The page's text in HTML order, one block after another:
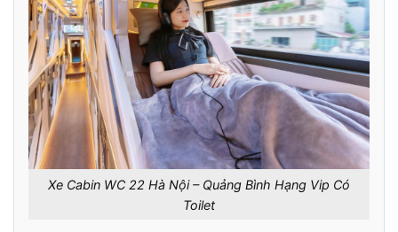
Xe Cabin WC 22 Hà Nội – Quảng Bình Hạng Vip Có
Toilet